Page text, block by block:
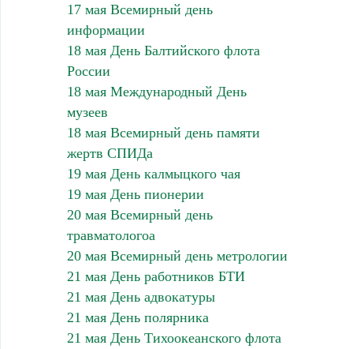
17 мая Всемирный день
информации
18 мая День Балтийского флота
России
18 мая Международный День
музеев
18 мая Всемирный день памяти
жертв СПИДа
19 мая День калмыцкого чая
19 мая День пионерии
20 мая Всемирный день
травматологоа
20 мая Всемирный день метрологии
21 мая День работников БТИ
21 мая День адвокатуры
21 мая День полярника
21 мая День Тихоокеанского флота